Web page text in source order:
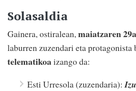
Solasaldia
Gainera, ostiralean,maiatzaren
laburren zuzendari eta protagonista
telematikoaizango da:
Esti Urresola (zuzendaria):